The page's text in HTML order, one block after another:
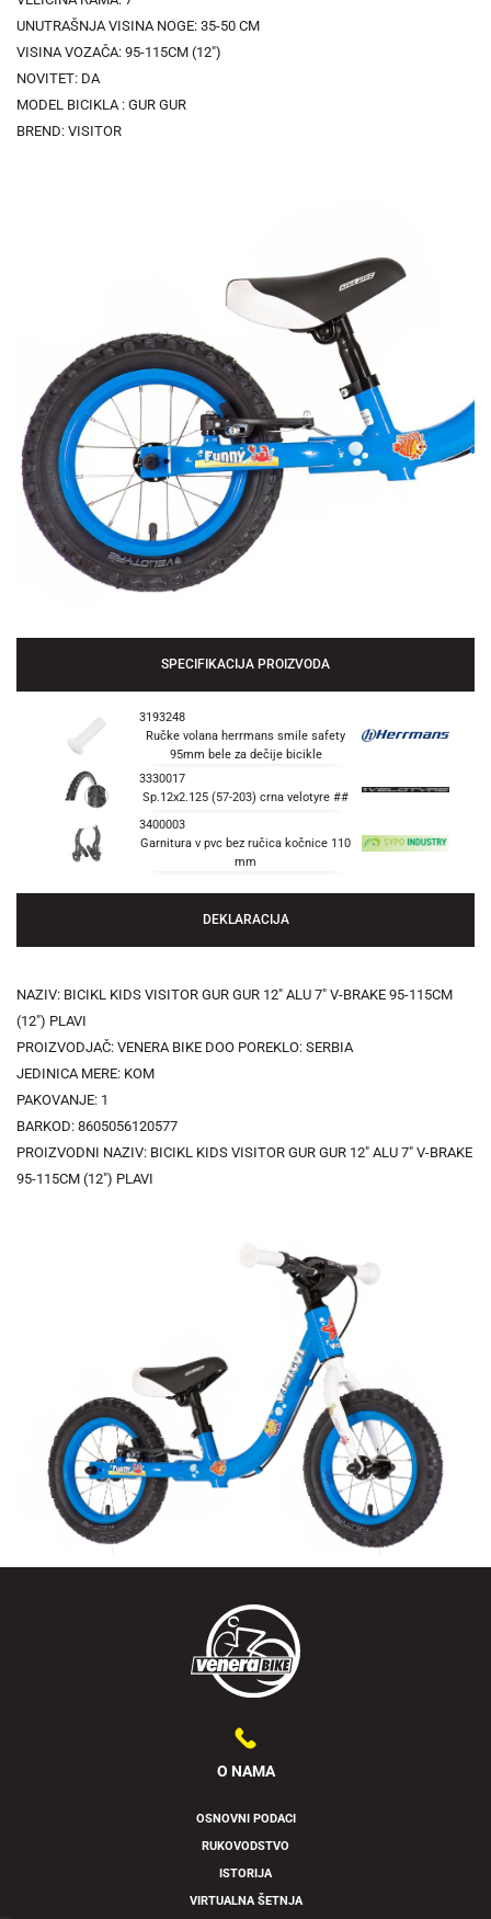
UNUTRAŠNJA VISINA NOGE: 35-50 CM
VISINA VOZAČA: 95-115CM (12")
NOVITET: DA
MODEL BICIKLA : GUR GUR
BREND: VISITOR
SPECIFIKACIJA PROIZVODA
3193248
Ručke volana herrmans smile safety
95mm bele za dečije bicikle
3330017
Sp.12x2.125 (57-203) crna velotyre ##
3400003
Garnitura v pvc bez ručica kočnice 110
mm
DEKLARACIJA
NAZIV: BICIKL KIDS VISITOR GUR GUR 12" ALU 7" V-BRAKE 95-115CM
(12") PLAVI
PROIZVODJAČ: VENERA BIKE DOO POREKLO: SERBIA
JEDINICA MERE: KOM
PAKOVANJE: 1
BARKOD: 8605056120577
PROIZVODNI NAZIV: BICIKL KIDS VISITOR GUR GUR 12" ALU 7" V-BRAKE
95-115CM (12") PLAVI
Swipe to spin
O NAMA
OSNOVNI PODACI
RUKOVODSTVO
ISTORIJA
VIRTUALNA ŠETNJA